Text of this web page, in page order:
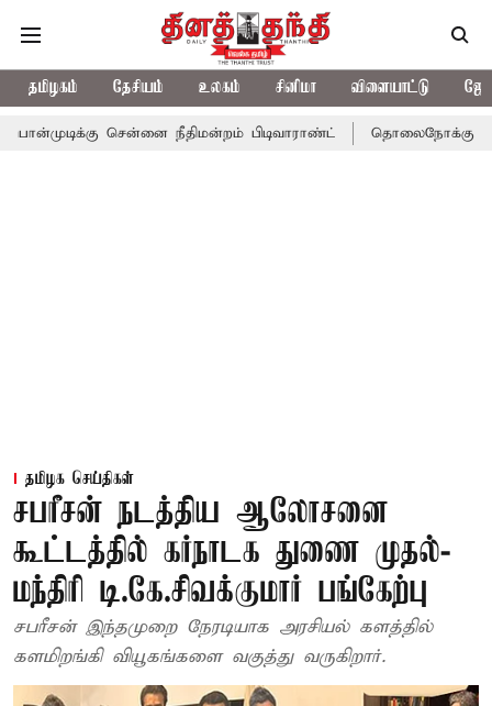
தமிழகம் தேசியம் உலகம் சினிமா விளையாட்டு
சென்னை நீதிமன்றம் பிடிவாராண்ட் தொலைநோக்கு
தமிழக செய்திகள்
சபரீசன் நடத்திய ஆலோசனை
கூட்டத்தில் கர்நாடக துணை முதல்-
மந்திரி டி.கே.சிவக்குமார் பங்கேற்பு
சபரீசன் இந்தமுறை நேரடியாக அரசியல் களத்தில்
களமிறங்கி வியூகங்களை வகுத்து வருகிறார்.